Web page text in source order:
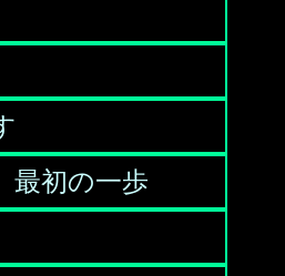
最初の一歩